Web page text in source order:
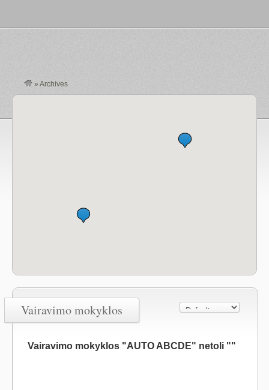
»Archives
Vairavimo mokyklos
Vairavimo mokyklos "AUTO ABCDE" netoli ""